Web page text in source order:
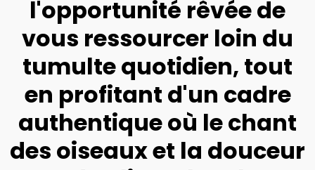
l'opportunité rêvée de
vous ressourcer loin du
tumulte quotidien, tout
en profitant d'un cadre
authentique où le chant
des oiseaux et la douceur